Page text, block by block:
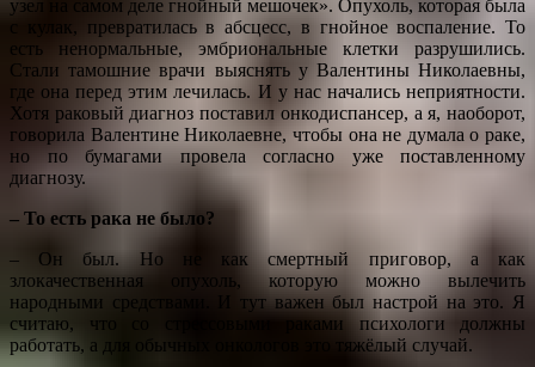
узел на самом деле гнойный мешочек». Опухоль, которая была
с кулак, превратилась в абсцесс, в гнойное воспаление. То
есть ненормальные, эмбриональные клетки разрушились.
Стали тамошние врачи выяснять у Валентины Николаевны,
где она перед этим лечилась. И у нас начались неприятности.
Хотя раковый диагноз поставил онкодиспансер, а я, наоборот,
говорила Валентине Николаевне, чтобы она не думала о раке,
но по бумагами провела согласно уже поставленному
диагнозу.
– То есть рака не было?
– Он был. Но не как смертный приговор, а как
злокачественная опухоль, которую можно вылечить
народными средствами. И тут важен был настрой на это. Я
считаю, что со стрессовыми раками психологи должны
работать, а для обычных онкологов это тяжёлый случай.